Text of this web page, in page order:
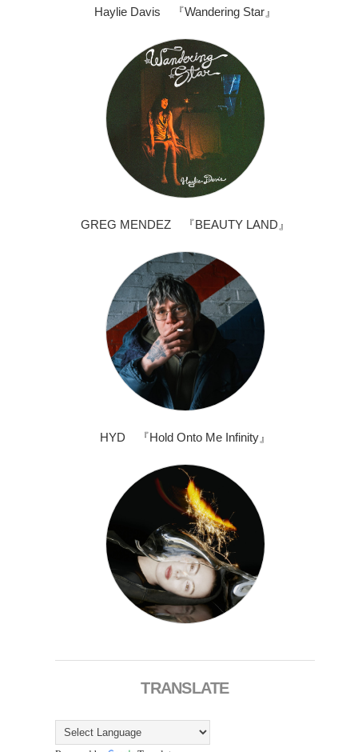
Haylie Davis 『Wandering Star』
GREG MENDEZ 『BEAUTY LAND』
HYD 『Hold Onto Me Infinity』
TRANSLATE